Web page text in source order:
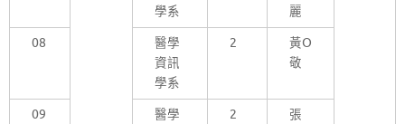
學系
麗
08
醫學
資訊
學系
2
黃O
敬
09
醫學
2
張